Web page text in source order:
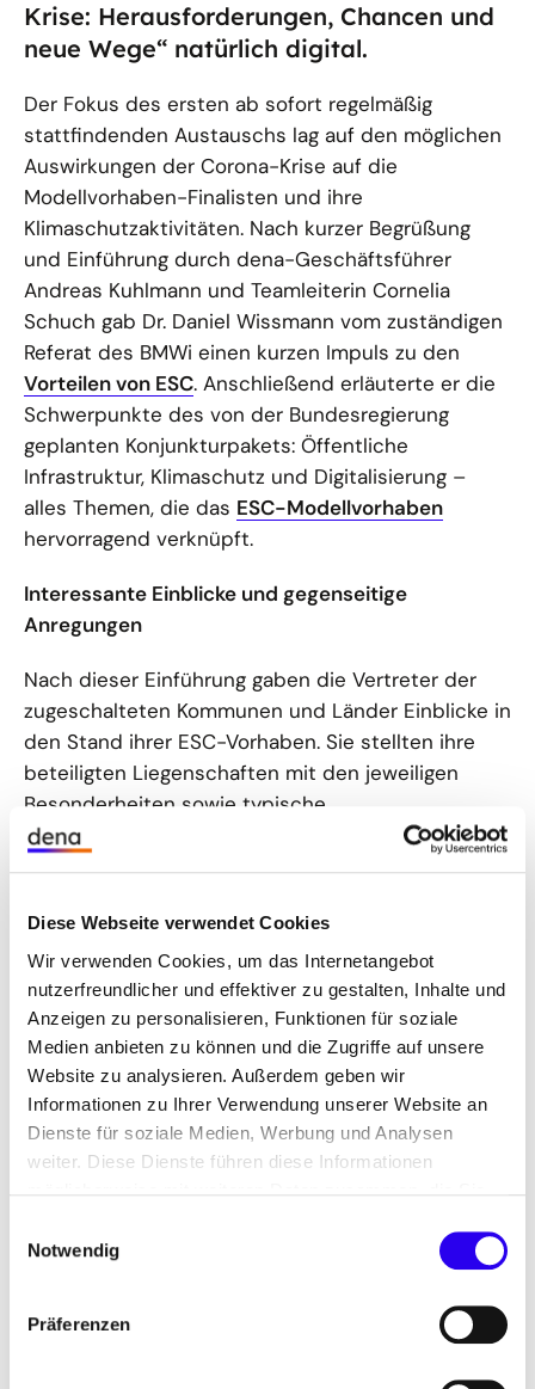
Diese Webseite verwendet Cookies
Wir verwenden Cookies, um das Internetangebot
nutzerfreundlicher und effektiver zu gestalten, Inhalte und
Anzeigen zu personalisieren, Funktionen für soziale
Medien anbieten zu können und die Zugriffe auf unsere
Website zu analysieren. Außerdem geben wir
Informationen zu Ihrer Verwendung unserer Website an
Dienste für soziale Medien, Werbung und Analysen
weiter. Diese Dienste führen diese Informationen
Nutzung der Dienste gesammelt haben.
Notwendig
Präferenzen
Krise: Herausforderungen, Chancen und
neue Wege“ natürlich digital.
Der Fokus des ersten ab sofort regelmäßig
stattfindenden Austauschs lag auf den möglichen
Auswirkungen der Corona-Krise auf die
Modellvorhaben-Finalisten und ihre
Klimaschutzaktivitäten. Nach kurzer Begrüßung
und Einführung durch dena-Geschäftsführer
Andreas Kuhlmann und Teamleiterin Cornelia
Schuch gab Dr. Daniel Wissmann vom zuständigen
Referat des BMWi einen kurzen Impuls zu den
Vorteilen von ESC. Anschließend erläuterte er die
Schwerpunkte des von der Bundesregierung
geplanten Konjunkturpakets: Öffentliche
Infrastruktur, Klimaschutz und Digitalisierung –
alles Themen, die das ESC-Modellvorhaben
hervorragend verknüpft.
Interessante Einblicke und gegenseitige
Anregungen
Nach dieser Einführung gaben die Vertreter der
zugeschalteten Kommunen und Länder Einblicke in
den Stand ihrer ESC-Vorhaben. Sie stellten ihre
beteiligten Liegenschaften mit den jeweiligen
Besonderheiten sowie typische
Herausforderungen vor: bei dem einen eine
historische Altstadt mit entsprechenden
Finanznotstand, der Investitionen erschwert, beim
nächsten Personalmangel. Gerade vor dem
Hintergrund dieser unterschiedlichen
Ausgangssituationen äußerten sie sich gespannt
und optimistisch, was die Handlungsspielräume
angeht, die dasDienstleistungsmodell ESC
eröffnet.
Corona-Auswirkungen kommen verzögert
Auswirkungen von Corona in den teilnehmenden
verhältnismäßig gering sind: In einigen Fällen
würden sich Entscheidungen verzögern, allein weil
über Wochen keine Sitzungen der entscheidenden